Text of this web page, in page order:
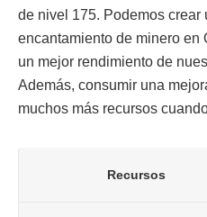
de nivel 175. Podemos crear
encantamiento de minero en
un mejor rendimiento de
Además, consumir una
muchos más recursos
Recursos